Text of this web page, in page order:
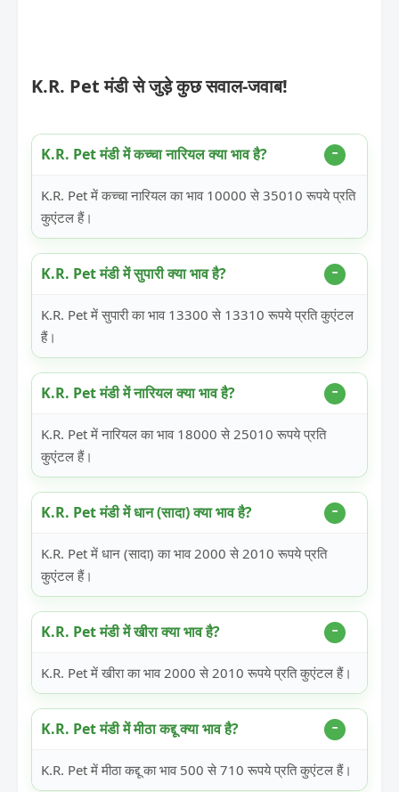
K.R. Pet मंडी से जुड़े कुछ सवाल-जवाब!
K.R. Pet मंडी में कच्चा नारियल क्या भाव है?
K.R. Pet में कच्चा नारियल का भाव 10000 से 35010 रूपये प्रति
कुएंटल हैं।
K.R. Pet मंडी में सुपारी क्या भाव है?
K.R. Pet में सुपारी का भाव 13300 से 13310 रूपये प्रति कुएंटल
हैं।
K.R. Pet मंडी में नारियल क्या भाव है?
K.R. Pet में नारियल का भाव 18000 से 25010 रूपये प्रति
कुएंटल हैं।
K.R. Pet मंडी में धान (सादा) क्या भाव है?
K.R. Pet में धान (सादा) का भाव 2000 से 2010 रूपये प्रति
कुएंटल हैं।
K.R. Pet मंडी में खीरा क्या भाव है?
K.R. Pet में खीरा का भाव 2000 से 2010 रूपये प्रति कुएंटल हैं।
K.R. Pet मंडी में मीठा कद्दू क्या भाव है?
K.R. Pet में मीठा कद्दू का भाव 500 से 710 रूपये प्रति कुएंटल हैं।